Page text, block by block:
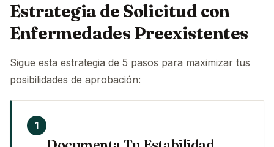
Estrategia de Solicitud con
Enfermedades Preexistentes
Sigue esta estrategia de 5 pasos para maximizar tus
posibilidades de aprobación:
1